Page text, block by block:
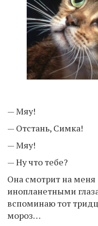
— Мяу!
— Отстань, Симка!
— Мяу!
— Ну что тебе?
Она смотрит на
инопланетными
вспоминаю тот
мороз…